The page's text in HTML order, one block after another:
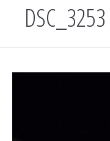
DSC_3253